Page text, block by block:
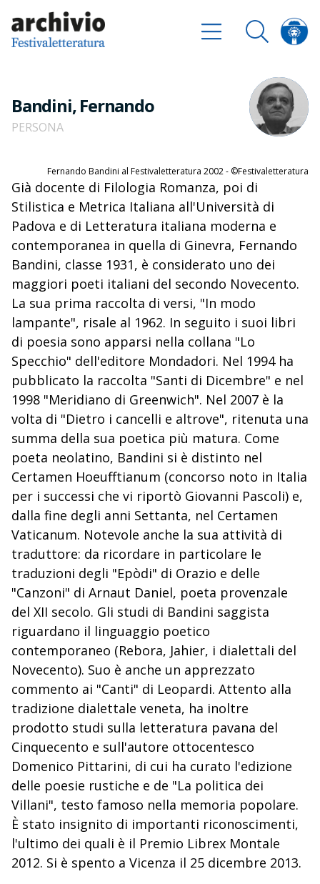
Bandini, Fernando
PERSONA
Fernando Bandini al Festivaletteratura 2002 - ©Festivaletteratura
Già docente di Filologia Romanza, poi di
Stilistica e Metrica Italiana all'Università di
Padova e di Letteratura italiana moderna e
contemporanea in quella di Ginevra, Fernando
Bandini, classe 1931, è considerato uno dei
maggiori poeti italiani del secondo Novecento.
La sua prima raccolta di versi, "In modo
lampante", risale al 1962. In seguito i suoi libri
di poesia sono apparsi nella collana "Lo
Specchio" dell'editore Mondadori. Nel 1994 ha
pubblicato la raccolta "Santi di Dicembre" e nel
1998 "Meridiano di Greenwich". Nel 2007 è la
volta di "Dietro i cancelli e altrove", ritenuta una
summa della sua poetica più matura. Come
poeta neolatino, Bandini si è distinto nel
Certamen Hoeufftianum (concorso noto in Italia
per i successi che vi riportò Giovanni Pascoli) e,
dalla fine degli anni Settanta, nel Certamen
Vaticanum. Notevole anche la sua attività di
traduttore: da ricordare in particolare le
traduzioni degli "Epòdi" di Orazio e delle
"Canzoni" di Arnaut Daniel, poeta provenzale
del XII secolo. Gli studi di Bandini saggista
riguardano il linguaggio poetico
contemporaneo (Rebora, Jahier, i dialettali del
Novecento). Suo è anche un apprezzato
commento ai "Canti" di Leopardi. Attento alla
tradizione dialettale veneta, ha inoltre
prodotto studi sulla letteratura pavana del
Cinquecento e sull'autore ottocentesco
Domenico Pittarini, di cui ha curato l'edizione
delle poesie rustiche e de "La politica dei
Villani", testo famoso nella memoria popolare.
È stato insignito di importanti riconoscimenti,
l'ultimo dei quali è il Premio Librex Montale
2012. Si è spento a Vicenza il 25 dicembre 2013.